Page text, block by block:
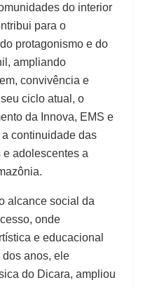
do interior
para o
protagonismo e do
ampliando
convivência e
ciclo atual, o
da Innova, EMS e
continuidade das
adolescentes a
alcance social da
onde
e educacional
anos, ele
do Dicara, ampliou